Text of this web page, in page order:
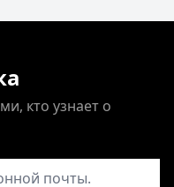
кто узнает о